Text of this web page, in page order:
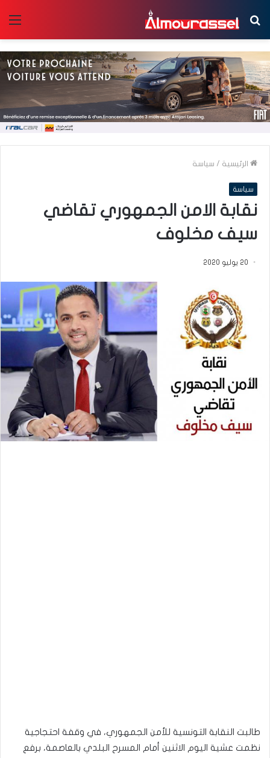
بحث
عن
الرئيسية / سياسة
سياسة
نقابة الامن الجمهوري تقاضي
سيف مخلوف
20 يوليو 2020
طالبت النقابة التونسية للأمن الجمهوري، في وقفة احتجاجية
نظمت عشية اليوم الاثنين أمام المسرح البلدي بالعاصمة، برفع